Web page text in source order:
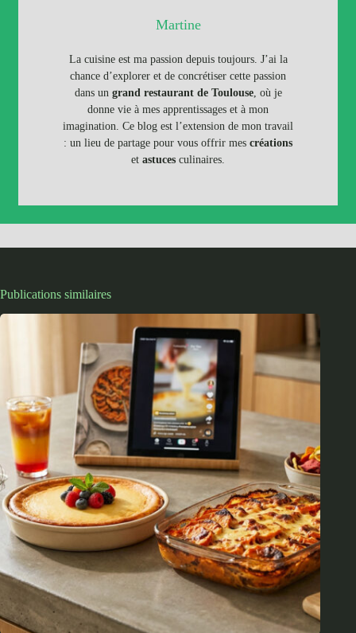
Martine
La cuisine est ma passion depuis toujours. J’ai la
chance d’explorer et de concrétiser cette passion
dans un grand restaurant de Toulouse, où je
donne vie à mes apprentissages et à mon
imagination. Ce blog est l’extension de mon travail
: un lieu de partage pour vous offrir mes créations
et astuces culinaires.
Publications similaires